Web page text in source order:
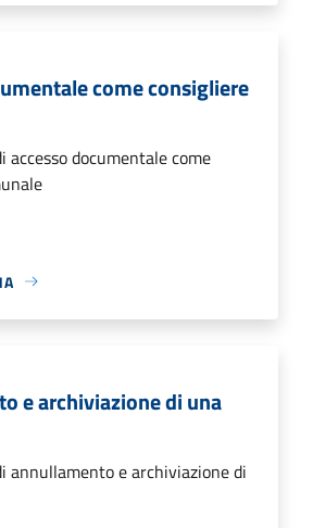
come consigliere
accesso documentale come
e archiviazione di una
annullamento e archiviazione di